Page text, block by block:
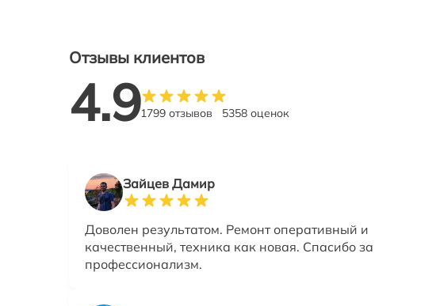
Отзывы клиентов
4.91799 отзывов 5358 оценок
Зайцев Дамир
Доволен результатом. Ремонт оперативный и
качественный, техника как новая. Спасибо за
профессионализм.